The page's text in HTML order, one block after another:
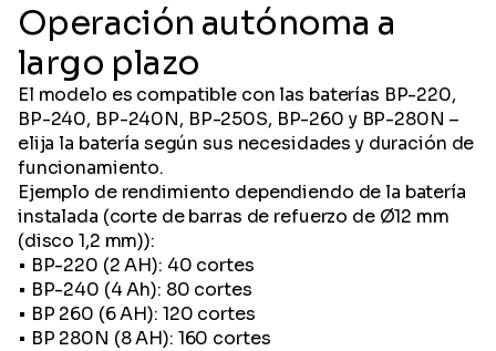
Operación autónoma a
largo plazo
El modelo es compatible con las baterías BP-220,
BP-240, BP-240N, BP-250S, BP-260 y BP-280N –
elija la batería según sus necesidades y duración de
funcionamiento.
Ejemplo de rendimiento dependiendo de la batería
instalada (corte de barras de refuerzo de Ø12 mm
(disco 1,2 mm)):
• BP-220 (2 AH): 40 cortes
• BP-240 (4 Ah): 80 cortes
• BP 260 (6 AH): 120 cortes
• BP 280N (8 AH): 160 cortes